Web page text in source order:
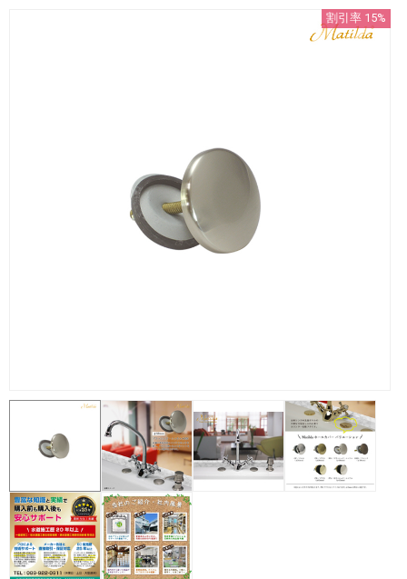
割引率 15%